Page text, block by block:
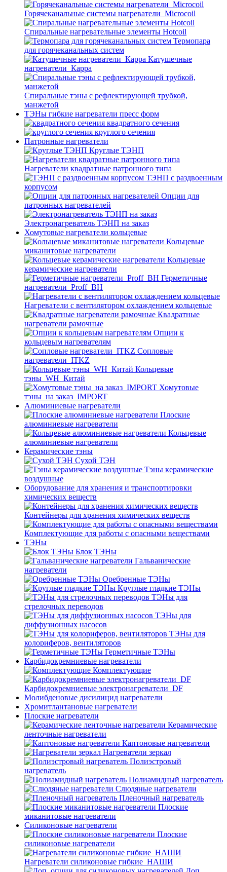
Горячеканальные системы нагреватели_Microcoil
Спиральные нагревательные элементы Hotcoil
Термопара
для горячеканальных систем
Катушечные
нагреватели_Карра
Спиральные тэны с рефлектирующей трубкой,
манжетой
ТЭНы гибкие нагреватели пресс форм
квадратного сечения
круглого сечения
Патронные нагреватели
Круглые ТЭНП
Нагреватели квадратные патронного типа
ТЭНП с раздвоенным
корпусом
Опции для
патронных нагревателей
Электронагреватель ТЭНП на заказ
Хомутовые нагреватели кольцевые
Кольцевые
миканитовые нагреватели
Кольцевые
керамические нагреватели
Герметичные
нагреватели_Proff_BH
Нагреватели с вентилятором охлаждением кольцевые
Квадратные
нагреватели рамочные
Опции к
кольцевым нагревателям
Cопловые
нагреватели_ITKZ
Кольцевые
тэны_WH_Китай
Хомутовые
тэны_на заказ_IMPORT
Алюминиевые нагреватели
Плоские
алюминиевые нагреватели
Кольцевые
алюминиевые нагреватели
Керамические тэны
Сухой ТЭН
Тэны керамические
воздушные
Оборудование для хранения и транспортировки
химических веществ
Контейнеры для хранения химических веществ
Комплектующие для работы с опасными веществами
ТЭНы
Блок ТЭНы
Гальванические
нагреватели
Оребренные ТЭНы
Круглые гладкие ТЭНы
ТЭНы для
стрелочных переводов
ТЭНы для
диффузионных насосов
ТЭНы для
колориферов, вентиляторов
Герметичные ТЭНы
Карбидокремниевые нагреватели
Комплектующие
Карбидокремниевые электронагреватели_DF
Молибденовые дисилицид нагреватели
Хромитлантановые нагреватели
Плоские нагреватели
Керамические
ленточные нагреватели
Каптоновые нагреватели
Нагреватели зеркал
Полиэстровый
нагреватель
Полиамидный нагреватель
Слюдяные нагреватели
Пленочный нагреватель
Плоские
миканитовые нагреватели
Силиконовые нагреватели
Плоские
силиконовые нагреватели
Нагреватели силиконовые гибкие_НАШИ